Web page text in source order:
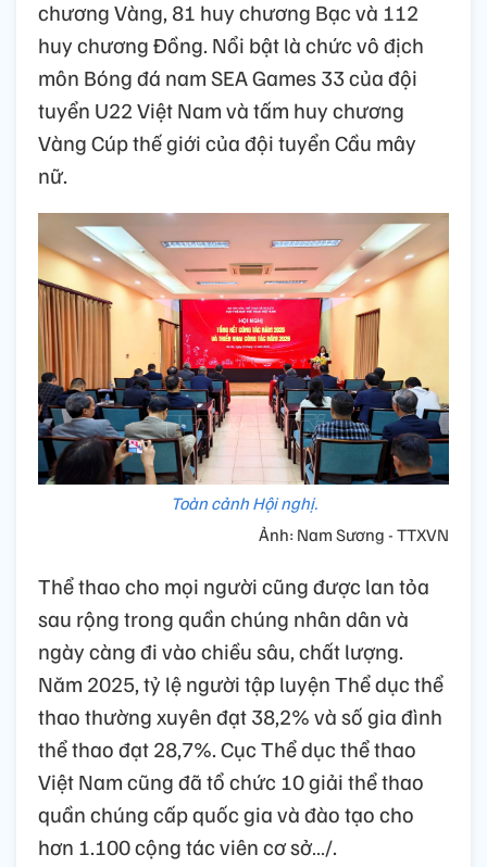
chương Vàng, 81 huy chương Bạc và 112
huy chương Đồng. Nổi bật là chức vô địch
môn Bóng đá nam SEA Games 33 của đội
tuyển U22 Việt Nam và tấm huy chương
Vàng Cúp thế giới của đội tuyển Cầu mây
nữ.
Toàn cảnh Hội nghị.
Ảnh: Nam Sương - TTXVN
Thể thao cho mọi người cũng được lan tỏa
sau rộng trong quần chúng nhân dân và
ngày càng đi vào chiều sâu, chất lượng.
Năm 2025, tỷ lệ người tập luyện Thể dục thể
thao thường xuyên đạt 38,2% và số gia đình
thể thao đạt 28,7%. Cục Thể dục thể thao
Việt Nam cũng đã tổ chức 10 giải thể thao
quần chúng cấp quốc gia và đào tạo cho
hơn 1.100 cộng tác viên cơ sở…/.